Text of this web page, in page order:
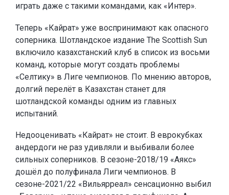
играть даже с такими командами, как «Интер».
Теперь «Кайрат» уже воспринимают как опасного
соперника. Шотландское издание The Scottish Sun
включило казахстанский клуб в список из восьми
команд, которые могут создать проблемы
«Селтику» в Лиге чемпионов. По мнению авторов,
долгий перелёт в Казахстан станет для
шотландской команды одним из главных
испытаний.
Недооценивать «Кайрат» не стоит. В еврокубках
андердоги не раз удивляли и выбивали более
сильных соперников. В сезоне-2018/19 «Аякс»
дошёл до полуфинала Лиги чемпионов. В
сезоне-2021/22 «Вильярреал» сенсационно выбил